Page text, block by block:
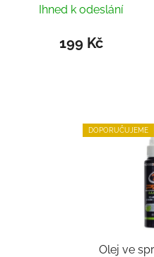
Ihned k odeslání
199 Kč
DOPORUČUJEME
Olej ve